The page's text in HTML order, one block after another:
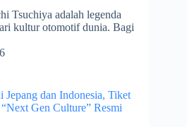
Tsuchiya adalah legenda
kultur otomotif dunia. Bagi
dan Indonesia, Tiket
Gen Culture” Resmi